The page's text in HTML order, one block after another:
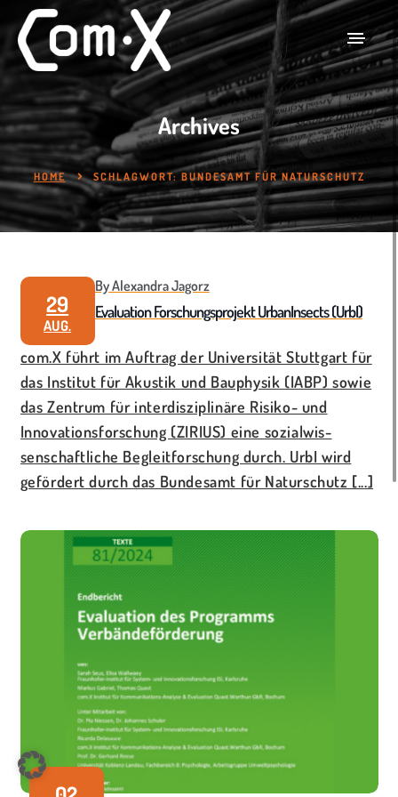
Archives
HOME SCHLAGWORT: BUNDESAMT FÜR NATURSCHUTZ
29
AUG.
By Alexandra Jagorz
Evaluation Forschungsprojekt UrbanInsects (UrbI)
com.X führt im Auftrag der Universität Stuttgart für
das Institut für Akustik und Bauphysik (IABP) sowie
das Zentrum für interdisziplinäre Risiko- und
Innovationsforschung (ZIRIUS) eine sozialwis-
senschaftliche Begleitforschung durch. UrbI wird
gefördert durch das Bundesamt für Naturschutz [...]